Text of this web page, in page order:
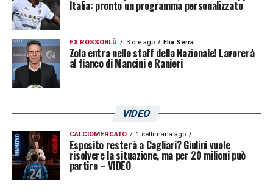
Italia: pronto un programma personalizzato
EX ROSSOBLÙ 3 ore ago Elia Serra
Zola entra nello staff della Nazionale! Lavorerà
al fianco di Mancini e Ranieri
VIDEO
CALCIOMERCATO 1 settimana ago
Esposito resterà a Cagliari? Giulini vuole
risolvere la situazione, ma per 20 milioni può
partire – VIDEO